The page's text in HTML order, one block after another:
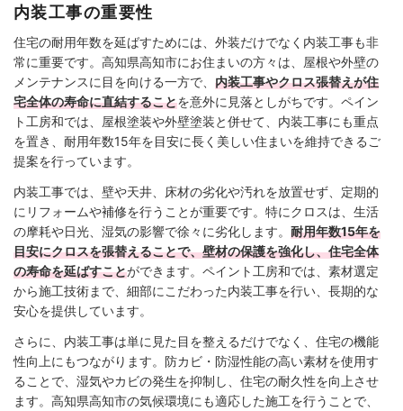
内装工事の重要性
住宅の耐用年数を延ばすためには、外装だけでなく内装工事も非
常に重要です。高知県高知市にお住まいの方々は、屋根や外壁の
メンテナンスに目を向ける一方で、 内装工事やクロス張替えが住
宅全体の寿命に直結することを意外に見落としがちです。ペイン
ト工房和では、屋根塗装や外壁塗装と併せて、内装工事にも重点
を置き、耐用年数15年を目安に長く美しい住まいを維持できるご
提案を行っています。
内装工事では、壁や天井、床材の劣化や汚れを放置せず、定期的
にリフォームや補修を行うことが重要です。特にクロスは、生活
の摩耗や日光、湿気の影響で徐々に劣化します。 耐用年数15年を
目安にクロスを張替えることで、壁材の保護を強化し、住宅全体
の寿命を延ばすことができます。ペイント工房和では、素材選定
から施工技術まで、細部にこだわった内装工事を行い、長期的な
安心を提供しています。
さらに、内装工事は単に見た目を整えるだけでなく、住宅の機能
性向上にもつながります。防カビ・防湿性能の高い素材を使用す
ることで、湿気やカビの発生を抑制し、住宅の耐久性を向上させ
ます。高知県高知市の気候環境にも適応した施工を行うことで、